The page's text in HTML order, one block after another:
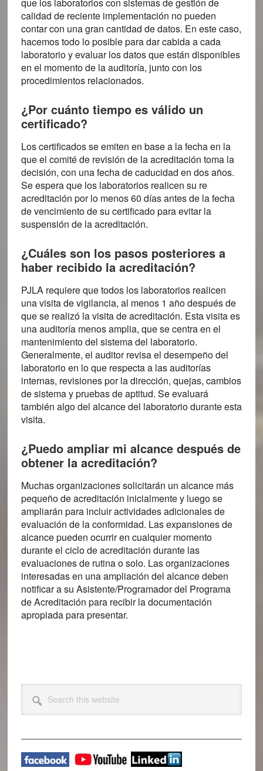
calidad de reciente implementación no pueden
contar con una gran cantidad de datos. En este caso,
hacemos todo lo posible para dar cabida a cada
laboratorio y evaluar los datos que están disponibles
en el momento de la auditoría, junto con los
procedimientos relacionados.
¿Por cuánto tiempo es válido un
certificado?
Los certificados se emiten en base a la fecha en la
que el comité de revisión de la acreditación toma la
decisión, con una fecha de caducidad en dos años.
Se espera que los laboratorios realicen su re
acreditación por lo menos 60 días antes de la fecha
de vencimiento de su certificado para evitar la
suspensión de la acreditación.
¿Cuáles son los pasos posteriores a
haber recibido la acreditación?
PJLA requiere que todos los laboratorios realicen
una visita de vigilancia, al menos 1 año después de
que se realizó la visita de acreditación. Esta visita es
una auditoría menos amplia, que se centra en el
mantenimiento del sistema del laboratorio.
Generalmente, el auditor revisa el desempeño del
laboratorio en lo que respecta a las auditorías
internas, revisiones por la dirección, quejas, cambios
de sistema y pruebas de aptitud. Se evaluará
también algo del alcance del laboratorio durante esta
visita.
¿Puedo ampliar mi alcance después de
obtener la acreditación?
Muchas organizaciones solicitarán un alcance más
pequeño de acreditación inicialmente y luego se
ampliarán para incluir actividades adicionales de
evaluación de la conformidad. Las expansiones de
alcance pueden ocurrir en cualquier momento
durante el ciclo de acreditación durante las
evaluaciones de rutina o solo. Las organizaciones
interesadas en una ampliación del alcance deben
notificar a su Asistente/Programador del Programa
de Acreditación para recibir la documentación
apropiada para presentar.
Primary
Sidebar
this
website